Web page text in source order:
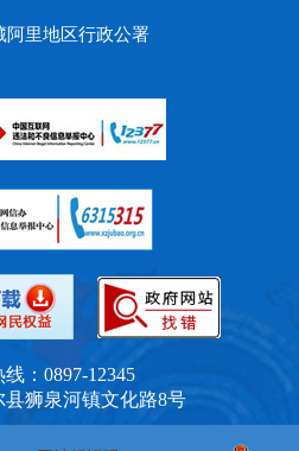
阿里地区行政公署
：0897-12345
狮泉河镇文化路8号